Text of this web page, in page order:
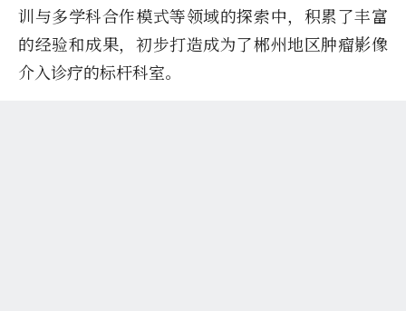
训与多学科合作模式等领域的探索中，积累了丰富
的经验和成果，初步打造成为了郴州地区肿瘤影像
介入诊疗的标杆科室。